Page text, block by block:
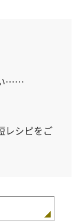
……
レシピをご